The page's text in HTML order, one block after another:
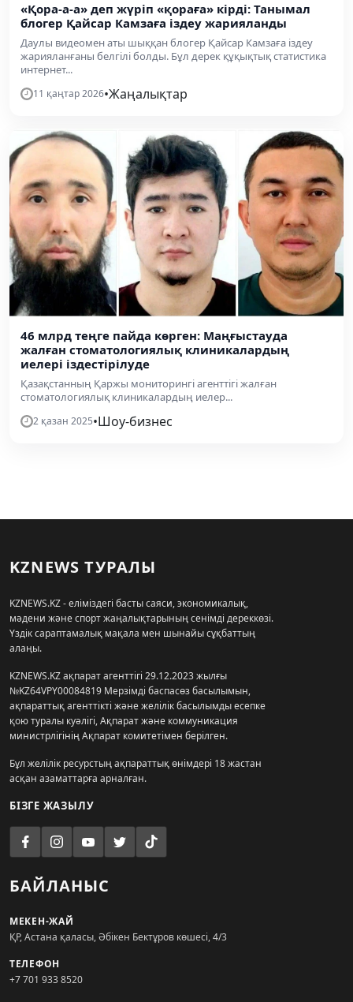
«Қора-а-а» деп жүріп «қораға» кірді: Танымал
блогер Қайсар Камзаға іздеу жарияланды
Даулы видеомен аты шыққан блогер Қайсар Камзаға іздеу
жарияланғаны белгілі болды. Бұл дерек құқықтық статистика
интернет...
11 қаңтар 2026•Жаңалықтар
46 млрд теңге пайда көрген: Маңғыстауда
жалған стоматологиялық клиникалардың
иелері іздестірілуде
Қазақстанның Қаржы мониторингі агенттігі жалған
стоматологиялық клиникалардың иелер...
2 қазан 2025•Шоу-бизнес
KZNEWS ТУРАЛЫ
KZNEWS.KZ - еліміздегі басты саяси, экономикалық,
мәдени және спорт жаңалықтарының сенімді дереккөзі.
Үздік сараптамалық мақала мен шынайы сұқбаттың
алаңы.
KZNEWS.KZ ақпарат агенттігі 29.12.2023 жылғы
№KZ64VPY00084819 Мерзімді баспасөз басылымын,
ақпараттық агенттікті және желілік басылымды есепке
қою туралы куәлігі, Ақпарат және коммуникация
министрлігінің Ақпарат комитетімен берілген.
Бұл желілік ресурстың ақпараттық өнімдері 18 жастан
асқан азаматтарға арналған.
БІЗГЕ ЖАЗЫЛУ
БАЙЛАНЫС
МЕКЕН-ЖАЙ
ҚР, Астана қаласы, Әбікен Бектұров көшесі, 4/3
ТЕЛЕФОН
+7 701 933 8520